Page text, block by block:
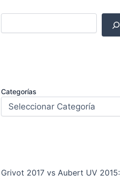
Categorías
Grivot 2017 vs Aubert UV 2015: